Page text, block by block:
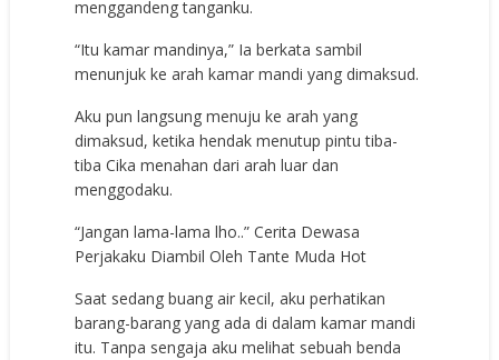
menggandeng tanganku.
“Itu kamar mandinya,” Ia berkata sambil
menunjuk ke arah kamar mandi yang dimaksud.
Aku pun langsung menuju ke arah yang
dimaksud, ketika hendak menutup pintu tiba-
tiba Cika menahan dari arah luar dan
menggodaku.
“Jangan lama-lama lho..” Cerita Dewasa
Perjakaku Diambil Oleh Tante Muda Hot
Saat sedang buang air kecil, aku perhatikan
barang-barang yang ada di dalam kamar mandi
itu. Tanpa sengaja aku melihat sebuah benda